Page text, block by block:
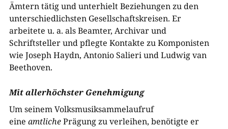
Ämtern tätig und unterhielt Beziehungen zu den
unterschiedlichsten Gesellschaftskreisen. Er
arbeitete u. a. als Beamter, Archivar und
Schriftsteller und pflegte Kontakte zu Komponisten
wie Joseph Haydn, Antonio Salieri und Ludwig van
Beethoven.
Mit allerhöchster Genehmigung
Um seinem Volksmusiksammelaufruf
eine amtlichePrägung zu verleihen, benötigte er